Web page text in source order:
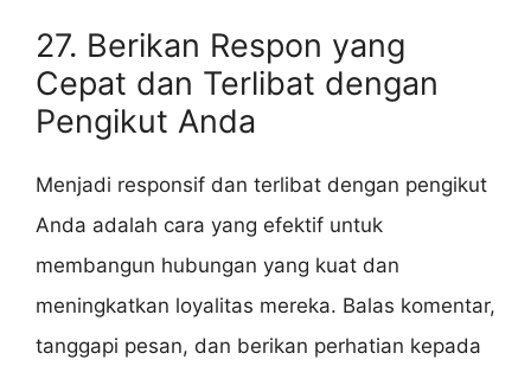
27. Berikan Respon yang
Cepat dan Terlibat dengan
Pengikut Anda
Menjadi responsif dan terlibat dengan pengikut
Anda adalah cara yang efektif untuk
membangun hubungan yang kuat dan
meningkatkan loyalitas mereka. Balas komentar,
tanggapi pesan, dan berikan perhatian kepada